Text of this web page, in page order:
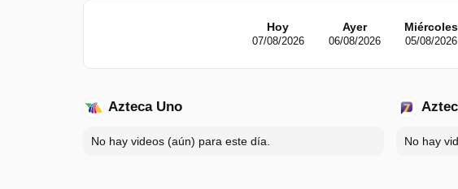
Hoy
07/08/2026
Ayer
06/08/2026
Miércoles
05/08/2026
Azteca Uno
No hay videos (aún) para este día. No hay